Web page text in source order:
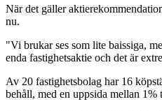
När det gäller
nu.
"Vi brukar ses som lite baissiga,
enda fastighetsaktie och det är
Av 20 fastighetsbolag har 16
behåll, med en uppsida mellan 1%